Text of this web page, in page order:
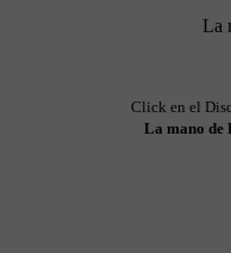
La
Click en el
La mano de